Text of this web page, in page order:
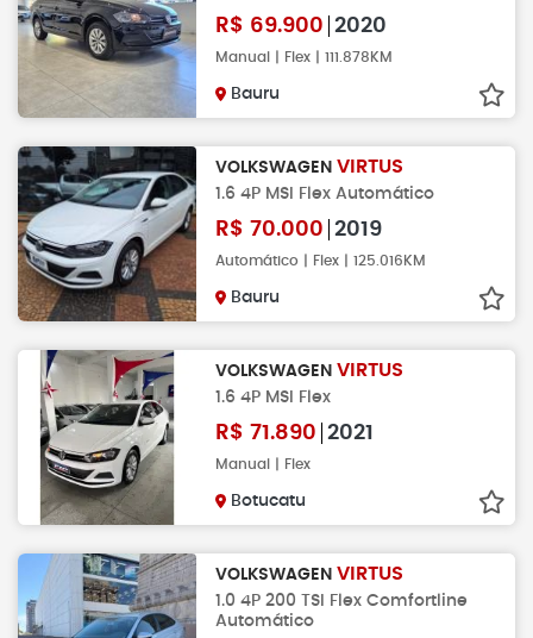
R$ 69.900 2020
Manual | Flex | 111.878KM
Bauru
VOLKSWAGEN VIRTUS
1.6 4P MSI Flex Automático
R$ 70.000 2019
Automático | Flex | 125.016KM
Bauru
VOLKSWAGEN VIRTUS
1.6 4P MSI Flex
R$ 71.890 2021
Manual | Flex
Botucatu
VOLKSWAGEN VIRTUS
1.0 4P 200 TSI Flex Comfortline
Automático